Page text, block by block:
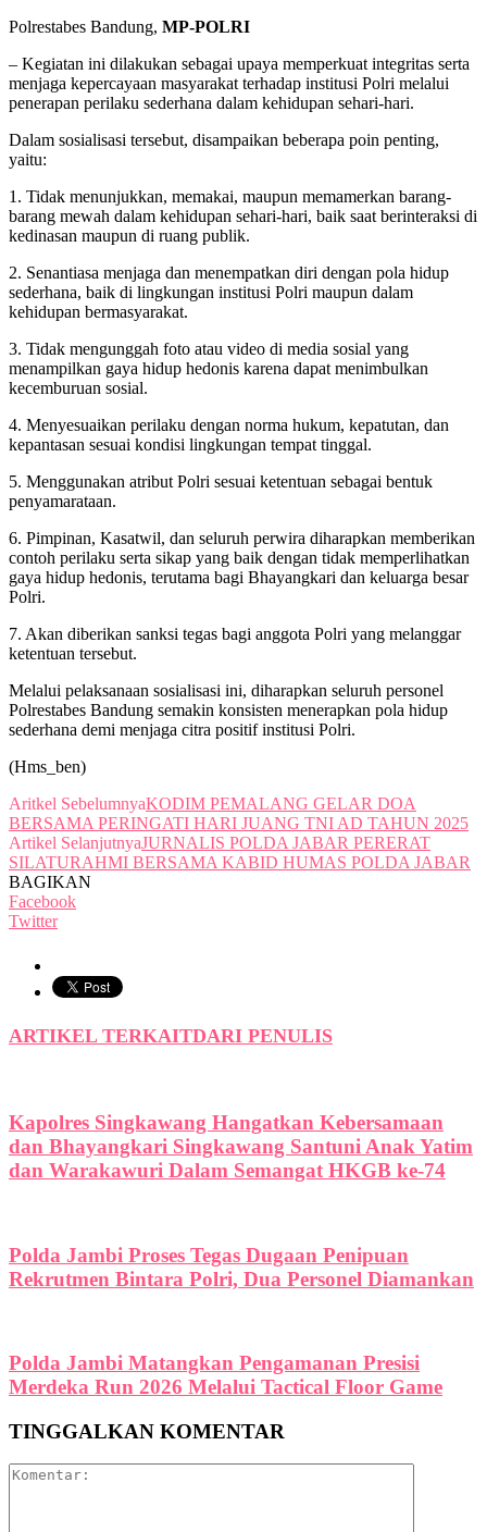
Polrestabes Bandung, MP-POLRI
– Kegiatan ini dilakukan sebagai upaya memperkuat integritas serta
menjaga kepercayaan masyarakat terhadap institusi Polri melalui
penerapan perilaku sederhana dalam kehidupan sehari-hari.
Dalam sosialisasi tersebut, disampaikan beberapa poin penting,
yaitu:
1. Tidak menunjukkan, memakai, maupun memamerkan barang-
barang mewah dalam kehidupan sehari-hari, baik saat berinteraksi di
kedinasan maupun di ruang publik.
2. Senantiasa menjaga dan menempatkan diri dengan pola hidup
sederhana, baik di lingkungan institusi Polri maupun dalam
kehidupan bermasyarakat.
3. Tidak mengunggah foto atau video di media sosial yang
menampilkan gaya hidup hedonis karena dapat menimbulkan
kecemburuan sosial.
4. Menyesuaikan perilaku dengan norma hukum, kepatutan, dan
kepantasan sesuai kondisi lingkungan tempat tinggal.
5. Menggunakan atribut Polri sesuai ketentuan sebagai bentuk
penyamarataan.
6. Pimpinan, Kasatwil, dan seluruh perwira diharapkan memberikan
contoh perilaku serta sikap yang baik dengan tidak memperlihatkan
gaya hidup hedonis, terutama bagi Bhayangkari dan keluarga besar
Polri.
7. Akan diberikan sanksi tegas bagi anggota Polri yang melanggar
ketentuan tersebut.
Melalui pelaksanaan sosialisasi ini, diharapkan seluruh personel
Polrestabes Bandung semakin konsisten menerapkan pola hidup
sederhana demi menjaga citra positif institusi Polri.
(Hms_ben)
Aritkel SebelumnyaKODIM PEMALANG GELAR DOA
BERSAMA PERINGATI HARI JUANG TNI AD TAHUN 2025
Artikel SelanjutnyaJURNALIS POLDA JABAR PERERAT
SILATURAHMI BERSAMA KABID HUMAS POLDA JABAR
BAGIKAN
Facebook
Twitter
ARTIKEL TERKAITDARI PENULIS
Kapolres Singkawang Hangatkan Kebersamaan
dan Bhayangkari Singkawang Santuni Anak Yatim
dan Warakawuri Dalam Semangat HKGB ke-74
Polda Jambi Proses Tegas Dugaan Penipuan
Rekrutmen Bintara Polri, Dua Personel Diamankan
Polda Jambi Matangkan Pengamanan Presisi
Merdeka Run 2026 Melalui Tactical Floor Game
TINGGALKAN KOMENTAR